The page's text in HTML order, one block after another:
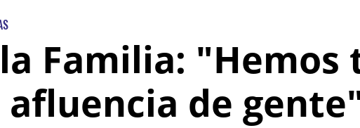
Familia: "Hemos
de